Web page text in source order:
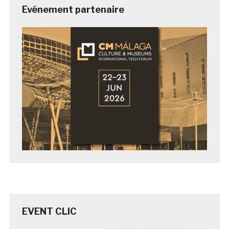
Evénement partenaire
EVENT CLIC